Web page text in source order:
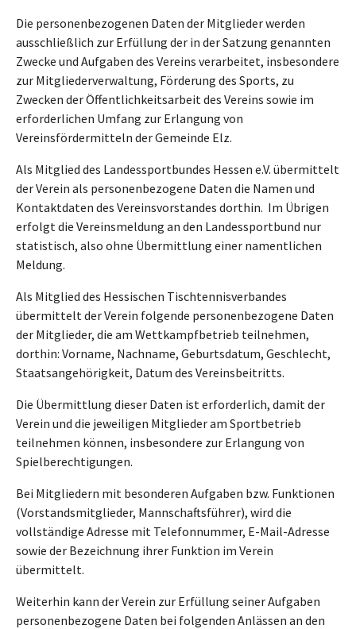
Die personenbezogenen Daten der Mitglieder werden
ausschließlich zur Erfüllung der in der Satzung genannten
Zwecke und Aufgaben des Vereins verarbeitet, insbesondere
zur Mitgliederverwaltung, Förderung des Sports, zu
Zwecken der Öffentlichkeitsarbeit des Vereins sowie im
erforderlichen Umfang zur Erlangung von
Vereinsfördermitteln der Gemeinde Elz.
Als Mitglied des Landessportbundes Hessen e.V. übermittelt
der Verein als personenbezogene Daten die Namen und
Kontaktdaten des Vereinsvorstandes dorthin. Im Übrigen
erfolgt die Vereinsmeldung an den Landessportbund nur
statistisch, also ohne Übermittlung einer namentlichen
Meldung.
Als Mitglied des Hessischen Tischtennisverbandes
übermittelt der Verein folgende personenbezogene Daten
der Mitglieder, die am Wettkampfbetrieb teilnehmen,
dorthin: Vorname, Nachname, Geburtsdatum, Geschlecht,
Staatsangehörigkeit, Datum des Vereinsbeitritts.
Die Übermittlung dieser Daten ist erforderlich, damit der
Verein und die jeweiligen Mitglieder am Sportbetrieb
teilnehmen können, insbesondere zur Erlangung von
Spielberechtigungen.
Bei Mitgliedern mit besonderen Aufgaben bzw. Funktionen
(Vorstandsmitglieder, Mannschaftsführer), wird die
vollständige Adresse mit Telefonnummer, E-Mail-Adresse
sowie der Bezeichnung ihrer Funktion im Verein
übermittelt.
Weiterhin kann der Verein zur Erfüllung seiner Aufgaben
personenbezogene Daten bei folgenden Anlässen an den